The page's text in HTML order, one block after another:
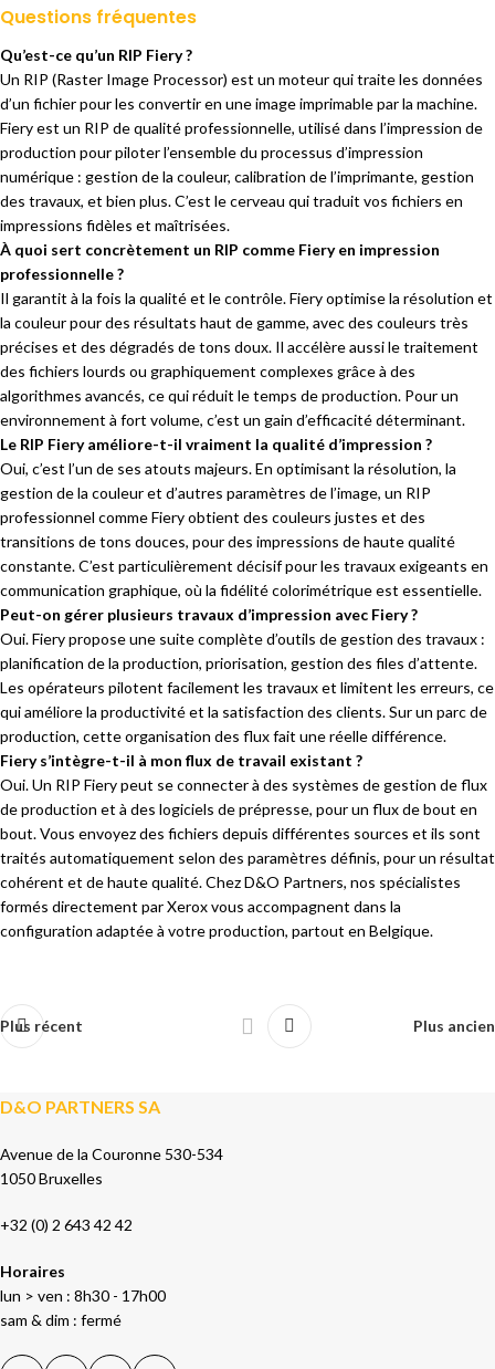
Questions fréquentes
Qu’est-ce qu’un RIP Fiery ?
Un RIP (Raster Image Processor) est un moteur qui traite les données
d’un fichier pourles convertir en uneimage imprimable par la machine.
Fiery est un RIP de qualitéprofessionnelle, utilisé dans l’impression de
production pourpiloter l’ensemble du processus d’impression
numérique : gestion de la couleur, calibration del’imprimante, gestion
des travaux, et bien plus. C’est lecerveau qui traduit vos fichiers en
impressions fidèles et maîtrisées.
À quoi sert concrètement un RIP comme Fiery en impression
professionnelle ?
Il garantit à la fois la qualitéet le contrôle. Fieryoptimise la résolution et
la couleur pour des résultats haut degamme, avec des couleurs très
précises et des dégradés de tons doux. Il accélère aussi letraitement
des fichiers lourds ou graphiquement complexes grâce à des
algorithmes avancés, ce qui réduit letemps de production. Pour un
environnement à fort volume, c’est un gain d’efficacité déterminant.
Le RIP Fiery améliore-t-il vraiment la qualité d’impression ?
Oui, c’est l’un de ses atouts majeurs.En optimisant la résolution, la
gestion de la couleur et d’autres paramètres de l’image, un RIP
professionnel comme Fiery obtient des couleurs justes et des
transitions de tons douces, pour des impressions de haute qualité
constante.C’est particulièrement décisif pourles travaux exigeants en
communication graphique, où la fidélitécolorimétrique est essentielle.
Peut-on gérer plusieurs travaux d’impression avec Fiery ?
Oui. Fierypropose une suite complèted’outils de gestion des travaux :
planification de la production, priorisation, gestion des files d’attente.
Les opérateurs pilotent facilement les travaux et limitent les erreurs, ce
qui améliorela productivité et la satisfaction des clients. Sur un parcde
production, cetteorganisation des flux fait une réelledifférence.
Fiery s’intègre-t-il à mon flux de travail existant ?
Oui. Un RIP Fierypeut se connecter à des systèmes de gestion de flux
deproduction et à des logiciels de prépresse, pour un flux debout en
bout. Vous envoyez des fichiers depuis différentes sources et ils sont
traités automatiquement selon des paramètres définis, pour un résultat
cohérent et de haute qualité. ChezD&O Partners, nos spécialistes
formés directement par Xerox vous accompagnent dans la
configuration adaptée à votre production, partout en Belgique.
Plus récent Plus ancien
D&O PARTNERS SA
Avenue de la Couronne 530-534
1050 Bruxelles
+32 (0) 2 643 42 42
Horaires
lun > ven : 8h30 - 17h00
sam & dim : fermé